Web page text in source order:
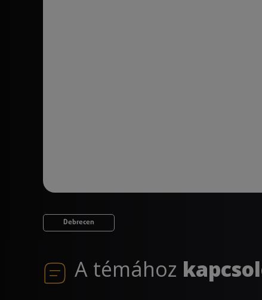
Debrecen
A témához